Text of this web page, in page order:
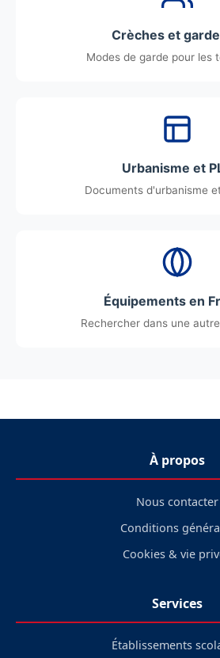
Crèches et
Modes de garde pour les
Urbanisme et
Documents d'urbanisme
Équipements en
Rechercher dans une
À propos
Nous contacter
Conditions
Cookies & vie
Services
Établissements